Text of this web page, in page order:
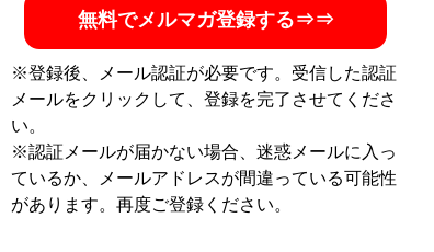
無料でメルマガ登録する⇒⇒
※登録後、メール認証が必要です。受信した認証
メールをクリックして、登録を完了させてくださ
い。
※認証メールが届かない場合、迷惑メールに入っ
ているか、メールアドレスが間違っている可能性
があります。再度ご登録ください。